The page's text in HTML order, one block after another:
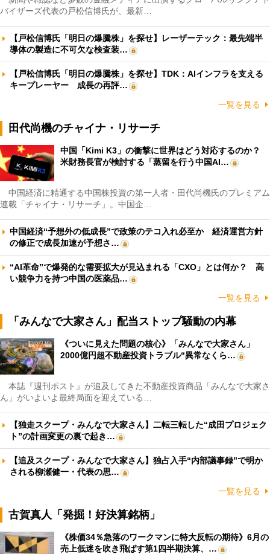
バイザーズ代表の戸松信博氏が、最新…
【戸松信博氏「明日の爆騰株」を探せ】レーザーテック：最先端半
導体の製造に不可欠な検査装…
【戸松信博氏「明日の爆騰株」を探せ】TDK：AIインフラを支える
キープレーヤー 成長の再評…
一覧を見る
田代尚機のチャイナ・リサーチ
中国「Kimi K3」の衝撃に世界はどう対応するのか？
米財務長官が検討する「蒸留を行う中国AI…
中国経済に精通する中国株投資の第一人者・田代尚機氏のプレミアム
連載「チャイナ・リサーチ」。中国企…
中国経済“予想外の低成長”で政策のテコ入れ必至か 経済運営方針
の修正で成長加速が予想さ…
“AI革命”で爆発的な需要拡大が見込まれる「CXO」とは何か？ 高
い競争力を持つ中国の医薬品…
一覧を見る
「みんなで大家さん」配当ストップ騒動の内幕
《ついに見えた問題の核心》「みんなで大家さん」
2000億円超不動産投資トラブル“異常なくら…
本誌『週刊ポスト』が追及してきた不動産投資商品「みんなで大家さ
ん」がいよいよ最終局面を迎えている…
【独走スクープ・みんなで大家さん】二転三転した“成田プロジェク
ト”の計画変更の裏で起き…
【追及スクープ・みんなで大家さん】独占入手“内部議事録”で明か
される柳瀬健一・代表の思…
一覧を見る
古賀真人「発掘！好決算銘柄」
《株価34％急落のワークマンに特大反転の期待》6月の
売上低迷を吹き飛ばす第1四半期決算、…